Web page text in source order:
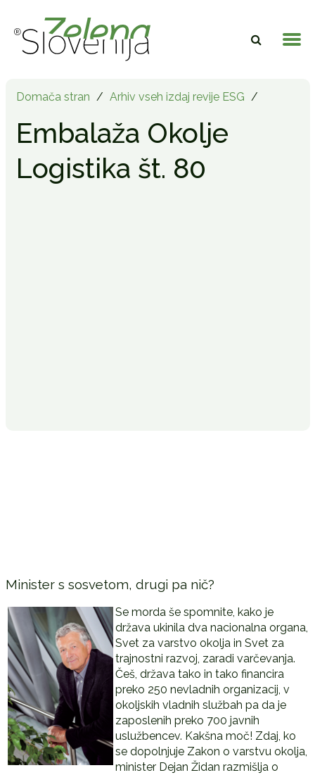
Domača stran / Arhiv vseh izdaj revije ESG /
Embalaža Okolje
Logistika št. 80
Minister s sosvetom, drugi pa nič?
Se morda še spomnite, kako je
država ukinila dva nacionalna organa,
Svet za varstvo okolja in Svet za
trajnostni razvoj, zaradi varčevanja.
Češ, država tako in tako financira
preko 250 nevladnih organizacij, v
okoljskih vladnih službah pa da je
zaposlenih preko 700 javnih
uslužbencev. Kakšna moč! Zdaj, ko
se dopolnjuje Zakon o varstvu okolja,
minister Dejan Židan razmišlja o